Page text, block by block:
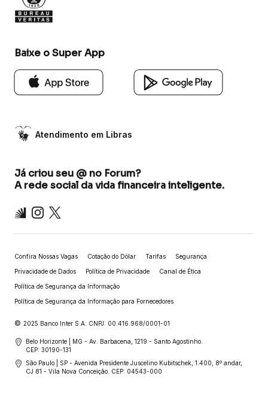
Baixe o Super App
Atendimento em Libras
Já criou seu @ no Forum?
A rede social da vida financeira inteligente.
Inter Instagram
X
Confira Nossas Vagas Cotação do Dólar Tarifas Segurança
Privacidade de Dados Política de Privacidade Canal de Ética
Política de Segurança da Informação
Política de Segurança da Informação para Fornecedores
© 2025 Banco Inter S.A. CNPJ: 00.416.968/0001-01
Belo Horizonte | MG - Av. Barbacena, 1219 - Santo Agostinho.
CEP: 30190-131
São Paulo | SP - Avenida Presidente Juscelino Kubitschek, 1.400, 8º andar,
CJ 81 - Vila Nova Conceição. CEP: 04543-000